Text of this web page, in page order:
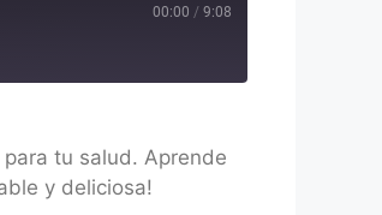
00:00 / 9:08
tu salud. Aprende
y deliciosa!